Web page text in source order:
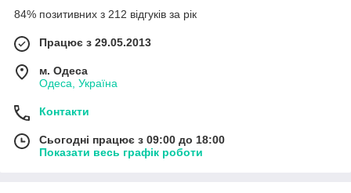
84% позитивних з 212 відгуків за рік
Працює з 29.05.2013
м. Одеса
Одеса, Україна
Контакти
Сьогодні працює з 09:00 до 18:00
Показати весь графік роботи